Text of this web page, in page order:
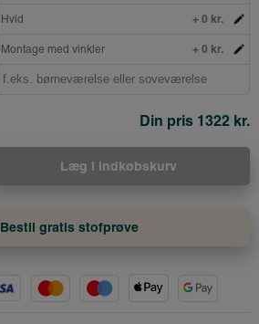
Hvid + 0 kr.
Montage med vinkler + 0 kr.
Din pris 1322 kr.
Læg i indkøbskurv
Bestil gratis stofprøve